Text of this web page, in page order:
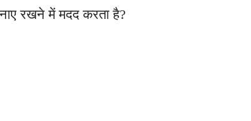
रखने में मदद करता है?